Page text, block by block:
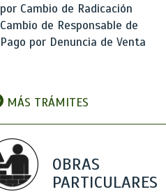
por Cambio de Radicación
Cambio de Responsable de
Pago por Denuncia de Venta
MÁS TRÁMITES
OBRAS
PARTICULARES